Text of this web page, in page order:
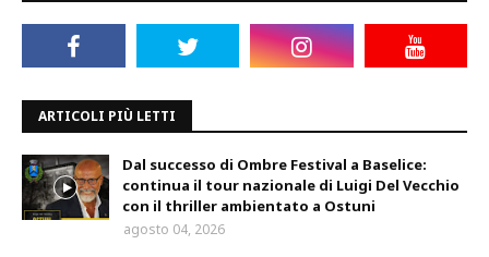
ARTICOLI PIÙ LETTI
Dal successo di Ombre Festival a Baselice:
continua il tour nazionale di Luigi Del Vecchio
con il thriller ambientato a Ostuni
agosto 04, 2026